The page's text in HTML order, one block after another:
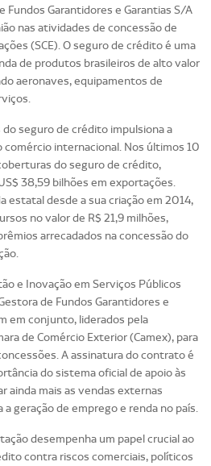
Fundos Garantidores e Garantias S/A
nas atividades de concessão de
(SCE). O seguro de crédito é uma
de produtos brasileiros de alto valor
aeronaves, equipamentos de
seguro de crédito impulsiona a
internacional. Nos últimos 10
do seguro de crédito,
38,59 bilhões em exportações.
estatal desde a sua criação em 2014,
no valor de R$ 21,9 milhões,
arrecadados na concessão do
e Inovação em Serviços Públicos
de Fundos Garantidores e
em conjunto, liderados pela
de Comércio Exterior (Camex), para
A assinatura do contrato é
do sistema oficial de apoio às
ainda mais as vendas externas
geração de emprego e renda no país.
desempenha um papel crucial ao
contra riscos comerciais, políticos